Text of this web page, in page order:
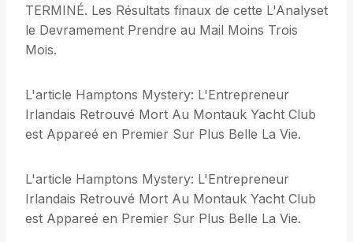
TERMINÉ. Les Résultats finaux de cette L'Analyset
le Devramement Prendre au Mail Moins Trois
Mois.
L'article Hamptons Mystery: L'Entrepreneur
Irlandais Retrouvé Mort Au Montauk Yacht Club
est Appareé en Premier Sur Plus Belle La Vie.
L'article Hamptons Mystery: L'Entrepreneur
Irlandais Retrouvé Mort Au Montauk Yacht Club
est Appareé en Premier Sur Plus Belle La Vie.